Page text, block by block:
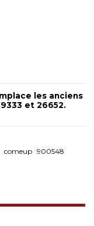
les anciens
et 26652.
comeup 900548